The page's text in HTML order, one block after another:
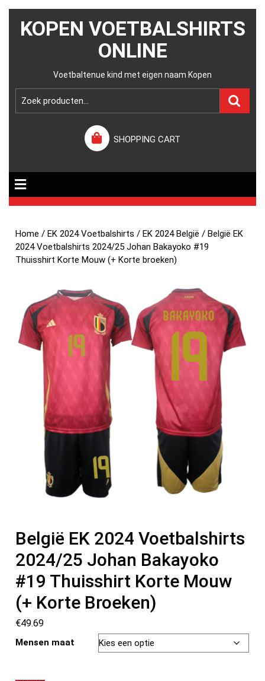
KOPEN VOETBALSHIRTS
ONLINE
Voetbaltenue kind met eigen naam Kopen
SHOPPING CART
Home /EK 2024 Voetbalshirts /EK 2024 België / België EK
2024 Voetbalshirts 2024/25 Johan Bakayoko #19
Thuisshirt Korte Mouw (+ Korte broeken)
België EK 2024 Voetbalshirts
2024/25 Johan Bakayoko
#19 Thuisshirt Korte Mouw
(+ Korte Broeken)
€49.69
Mensen maat